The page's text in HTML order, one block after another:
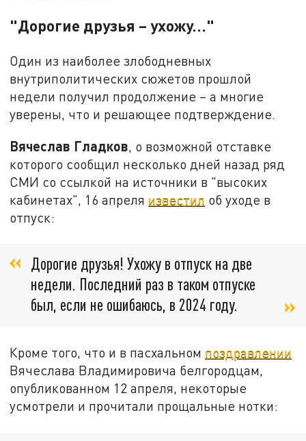
"Дорогие друзья – ухожу…"
Один из наиболее злободневных
внутриполитических сюжетов прошлой
недели получил продолжение – а многие
уверены, что и решающее подтверждение.
Вячеслав Гладков, о возможной отставке
которого сообщил несколько дней назад ряд
СМИ со ссылкой на источники в "высоких
кабинетах", 16 апреля известил об уходе в
отпуск:
Дорогие друзья! Ухожу в отпуск на две
недели. Последний раз в таком отпуске
был, если не ошибаюсь, в 2024 году.
Кроме того, что и в пасхальном поздравлении
Вячеслава Владимировича белгородцам,
опубликованном 12 апреля, некоторые
усмотрели и прочитали прощальные нотки: